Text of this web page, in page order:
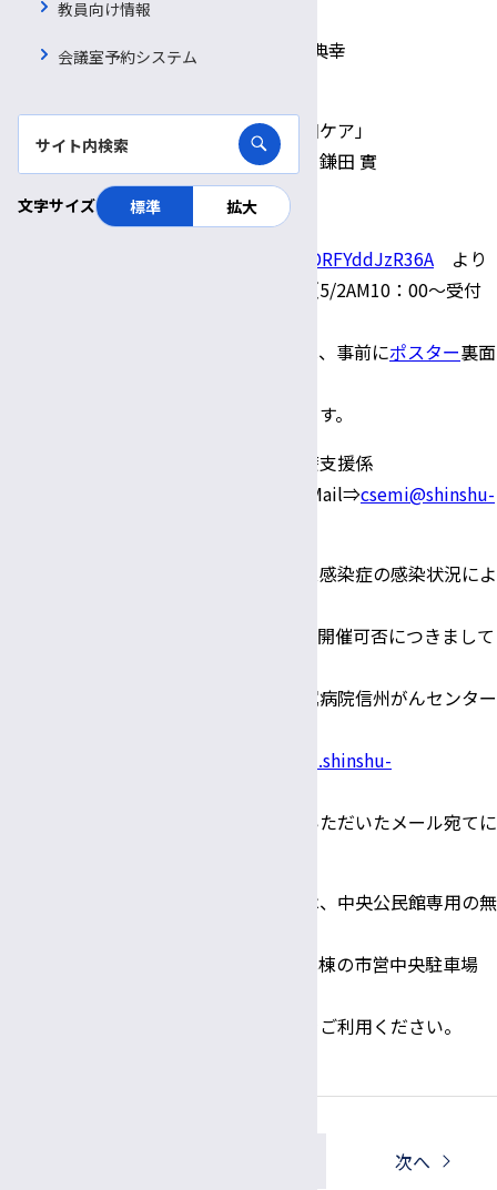
と2022
実行委員会 顧問 大月 典幸
「健康な体づくりと緩和ケア」
諏訪中央病院名誉院長 鎌田 實
参 加 費 ： 無料
https://forms.gle/1rc1DDRFYddJzR36A より
お申込みいただけます（5/2AM10：00～受付
お申し込みにあたっては、事前にポスター裏面
の確認をお願いいたします。
お問合せ先： 信大病院医療支援課医療支援係
電話⇒0263-37-3391 Mail⇒csemi@shinshu-
備 考 ： ◎ 新型コロナウイルス感染症の感染状況によ
場合がございます。開催可否につきまして
信州大学医学部附属病院信州がんセンター
https://wwwhp.md.shinshu-
とともに、ご登録いただいたメール宛てに
◎ お車でお越しの際は、中央公民館専用の無
ので、Ｍウイング北棟の市営中央駐車場
か、周辺の駐車場をご利用ください。
次へ
教員向け情報
会議室予約システム
文字サイズ 標準 拡大